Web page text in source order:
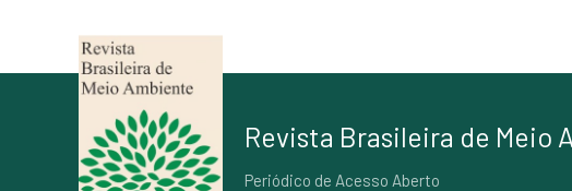
Revista Brasileira de Meio
Periódico de Acesso Aberto